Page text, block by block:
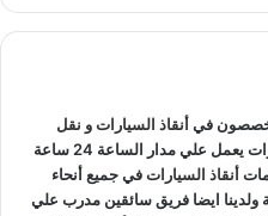
:
أنقاذ السياراتو نقل
والمعدات ولدينا اسطول سيارات يعمل علي مدار الساعة 24 ساعة
أنقاذ السياراتفي جميع أنحاء
ولدينا ايضا فريق سائقين مدرب علي